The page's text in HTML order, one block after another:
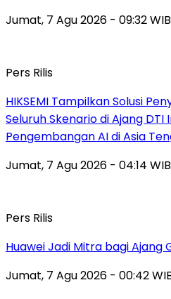
Jumat, 7 Agu 2026 - 09:32 WIB
Pers Rilis
HIKSEMI Tampilkan Solusi
Seluruh Skenario di Ajang DTI
Pengembangan AI di Asia
Jumat, 7 Agu 2026 - 04:14 WIB
Pers Rilis
Huawei Jadi Mitra bagi Ajang
Jumat, 7 Agu 2026 - 00:42